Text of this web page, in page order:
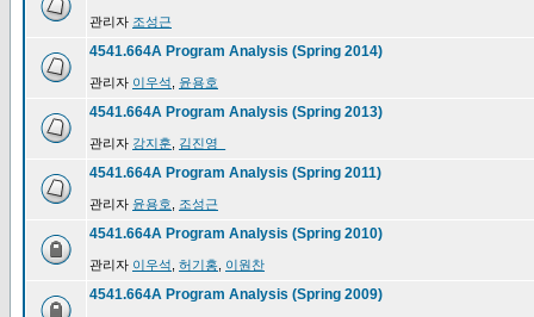
관리자 조성근
4541.664A Program Analysis (Spring 2014)
관리자 이우석 윤용호
4541.664A Program Analysis (Spring 2013)
관리자 강지훈 김진영_
4541.664A Program Analysis (Spring 2011)
관리자 윤용호 조성근
4541.664A Program Analysis (Spring 2010)
관리자 이우석 허기홍 이원찬
4541.664A Program Analysis (Spring 2009)